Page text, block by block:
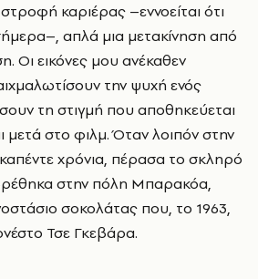
καριέρας –εννοείται ότι
απλά μια μετακίνηση από
Οι εικόνες μου ανέκαθεν
την ψυχή ενός
τη στιγμή που αποθηκεύεται
στο φιλμ. Όταν λοιπόν στην
χρόνια, πέρασα το σκληρό
στην πόλη Μπαρακόα,
σοκολάτας που, το 1963,
Τσε Γκεβάρα.